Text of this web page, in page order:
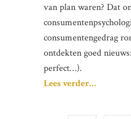
van plan waren? Dat
consumentengedrag
ontdekten goed
perfect…).
Lees verder…